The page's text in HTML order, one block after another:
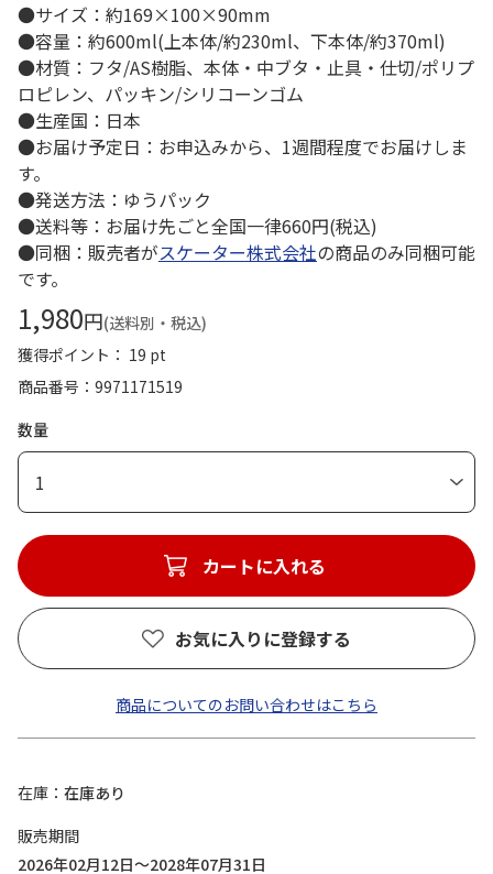
●サイズ：約169×100×90mm
●容量：約600ml(上本体/約230ml、下本体/約370ml)
●材質：フタ/AS樹脂、本体・中ブタ・止具・仕切/ポリプ
ロピレン、パッキン/シリコーンゴム
●生産国：日本
●お届け予定日：お申込みから、1週間程度でお届けしま
す。
●発送方法：ゆうパック
●送料等：お届け先ごと全国一律660円(税込)
●同梱：販売者がスケーター株式会社の商品のみ同梱可能
です。
1,980円(送料別・税込)
獲得ポイント： 19 pt
商品番号
9971171519
数量
1
カートに入れる
お気に入りに登録する
商品についてのお問い合わせはこちら
在庫
在庫あり
販売期間
2026年02月12日～2028年07月31日